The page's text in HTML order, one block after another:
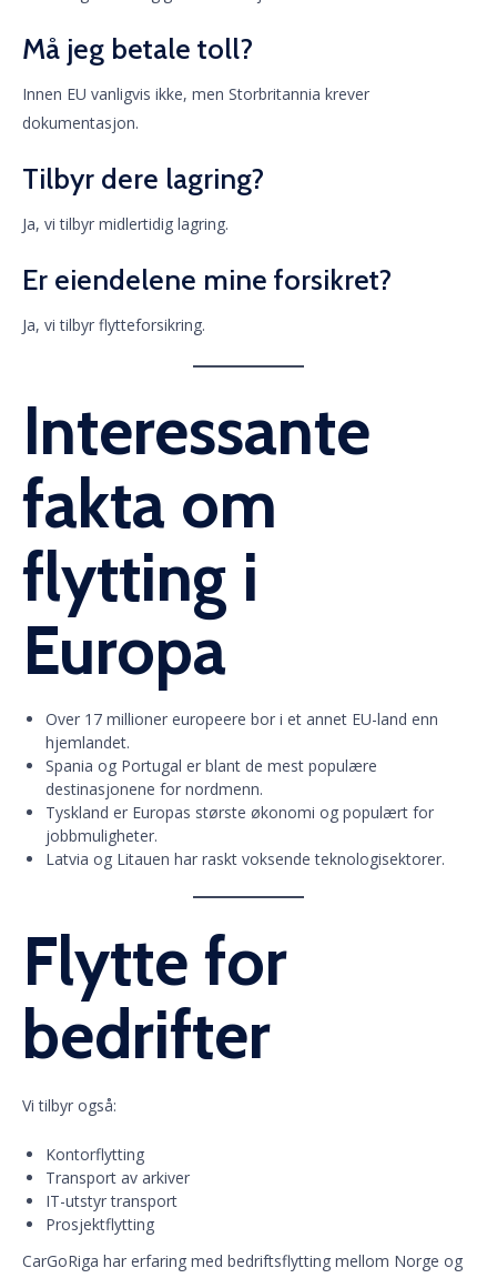
Må jeg betale toll?
Innen EU vanligvis ikke, men Storbritannia krever
dokumentasjon.
Tilbyr dere lagring?
Ja, vi tilbyr midlertidig lagring.
Er eiendelene mine forsikret?
Ja, vi tilbyr flytteforsikring.
Interessante
fakta om
flytting i
Europa
Over 17 millioner europeere bor i et annet EU-land enn
hjemlandet.
Spania og Portugal er blant de mest populære
destinasjonene for nordmenn.
Tyskland er Europas største økonomi og populært for
jobbmuligheter.
Latvia og Litauen har raskt voksende teknologisektorer.
Flytte for
bedrifter
Vi tilbyr også:
Kontorflytting
Transport av arkiver
IT-utstyr transport
Prosjektflytting
CarGoRiga har erfaring med bedriftsflytting mellom Norge og